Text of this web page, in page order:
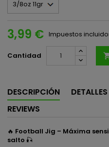
3,99 € Impuestos
Cantidad
DESCRIPCIÓN
REVIEWS
🔥 Football Jig – Máxima
salto 🎣